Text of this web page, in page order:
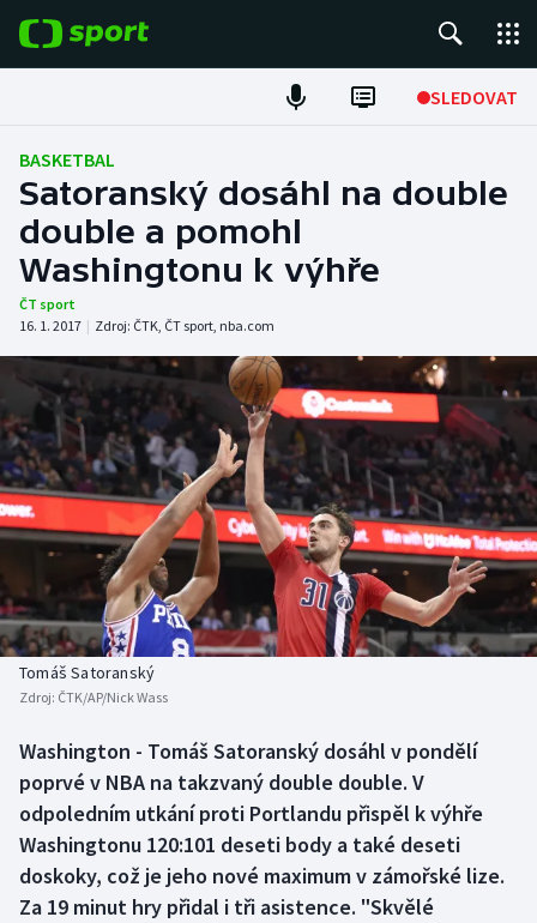
SLEDOVAT
Fotbal
Hokej
Tenis
Atletika
Cyklistika
DALŠÍ SPORTY
Americký fotbal
Baseball a softbal
Basketbal
Biatlon
Box
Curling
Dostihy
NEPŘEHLÉDNĚTE
Soutěže
Historické návraty
Aplikace ČT sport
BASKETBAL
Satoranský dosáhl na double
double a pomohl
Washingtonu k výhře
ČT sport
16. 1. 2017 | Zdroj: ČTK, ČT sport, nba.com
Tomáš Satoranský
Zdroj: ČTK/AP/Nick Wass
Washington - Tomáš Satoranský dosáhl v pondělí
poprvé v NBA na takzvaný double double. V
odpoledním utkání proti Portlandu přispěl k výhře
Washingtonu 120:101 deseti body a také deseti
doskoky, což je jeho nové maximum v zámořské lize.
Za 19 minut hry přidal i tři asistence. "Skvělé